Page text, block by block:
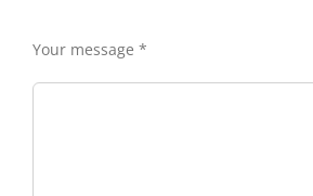
Your message *